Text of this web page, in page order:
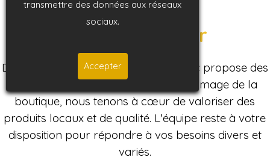
Service traiteur
Depuis 23 ans, La Ferme du Pays d'Oc propose des
prestations traiteur en Occitanie. A l'image de la
boutique, nous tenons à cœur de valoriser des
produits locaux et de qualité. L'équipe reste à votre
disposition pour répondre à vos besoins divers et
variés.
transmettre des données aux réseaux
sociaux.
Accepter